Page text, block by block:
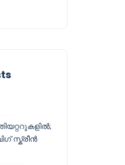
സ്ക്രീൻ